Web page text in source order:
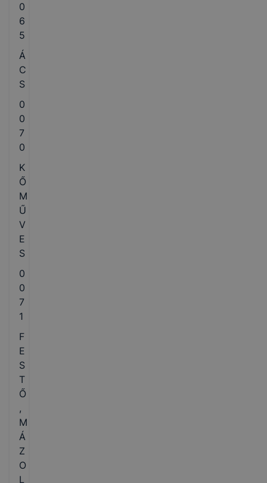
0
6
5
Á
C
S
0
0
7
0
K
Ő
M
Ű
V
E
S
0
0
7
1
F
E
S
T
Ő
,
M
Á
Z
O
L